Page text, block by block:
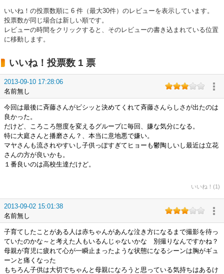
いいね！の投票数順に 6 件（最大30件）のレビューを表示しています。
投票数が同じ場合は新しい順です。
レビューの時間をクリックすると、そのレビューの書き込まれている位置
に移動します。
いいね！投票数 1 票
2013-09-10 17:28:06
名前無し
今回は最後に斉藤さんがビシッと決めてくれて斉藤さんらしさが出たのは
良かった。
だけど、ころころ態度を変えるグループに毎回、嫌な気分になる。
特に大庭さんと播磨さん？、本当に意地悪で嫌い。
マヤさんも流されやすいし子供っぽすぎてヒョーも鬱陶しいし最近は立花
さんの方が良いかも。
１番良いのは高校生達だけど。
いいね！(1)
2013-09-02 15:01:38
名前無し
子育てしたことがある人は赤ちゃんがあんな泣き方になるまで撮影を待っ
ていたのかな～と考えた人もいるんじゃないかな 別撮りなんですかね？
母親が育児に疲れて心が一瞬止まったような状態になるシーンは胸がギュ
ーンと痛くなった
もちろん子供は大切でちゃんと母親になろうと思っている気持ちはあるけ